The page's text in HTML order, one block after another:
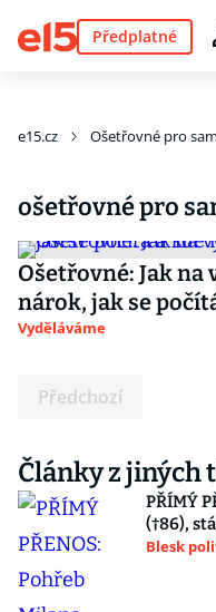
Předplatné
e15.cz Ošetřovné pro
ošetřovné pro
Ošetřovné: Jak na
nárok, jak se
Vyděláváme
Předchozí
Články z jiných
PŘÍMÝ
(†86),
Blesk